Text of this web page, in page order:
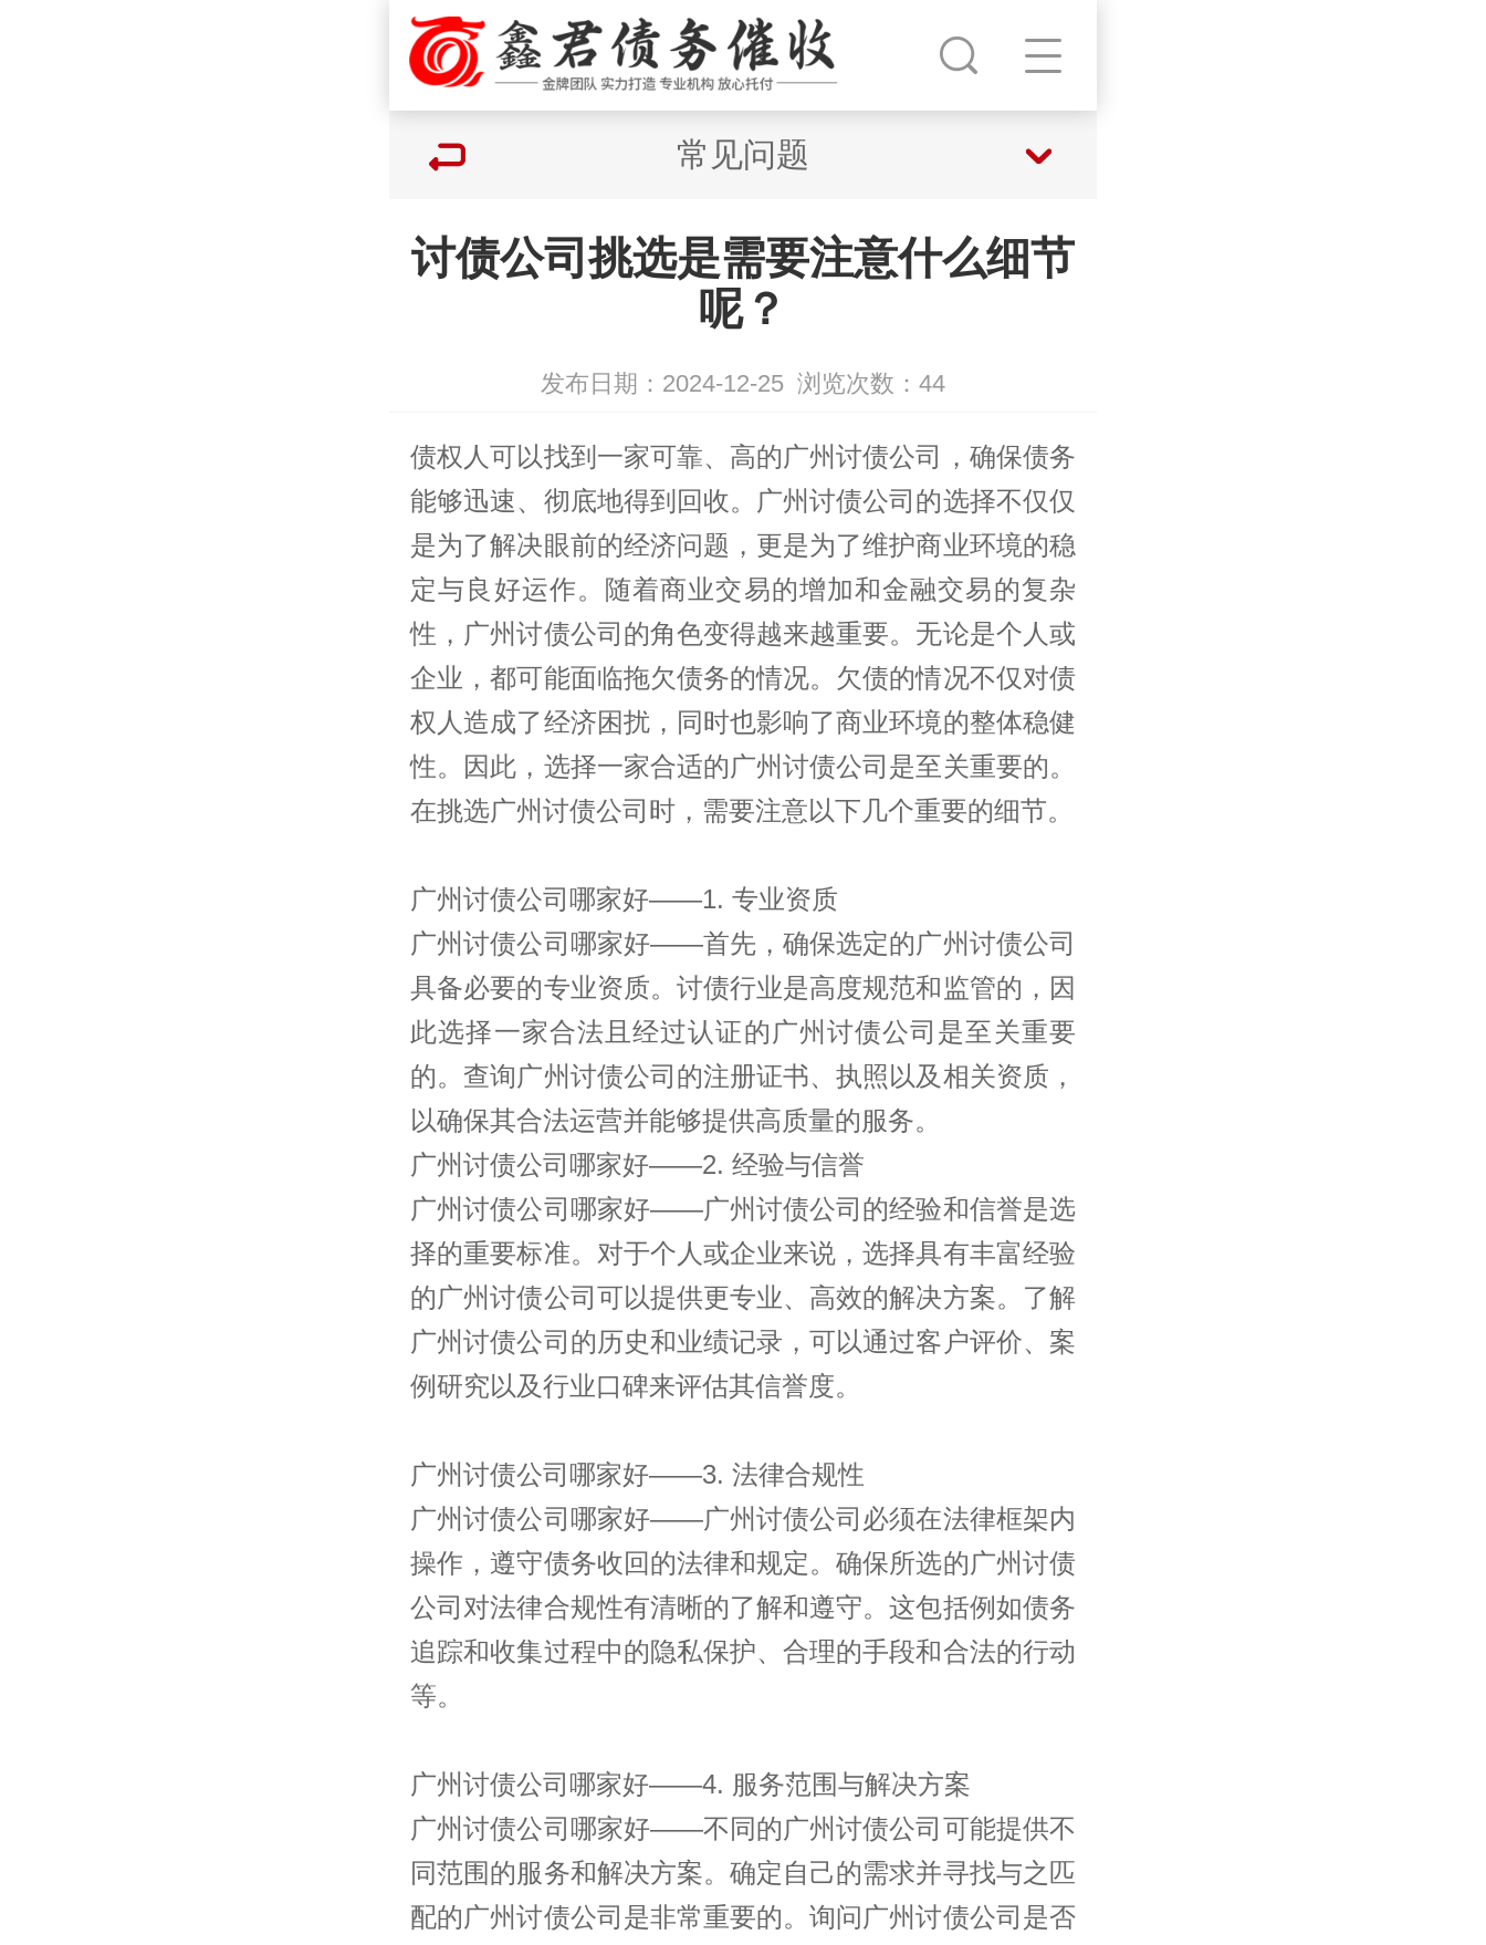
常见问题
讨债公司挑选是需要注意什么细节
呢？
发布日期：2024-12-25 浏览次数： 44
债权人可以找到一家可靠、高的广州讨债公司
，确保债务
能够迅速、彻底地得到回收。广州讨债公司的选择不仅仅
是为了解决眼前的经济问题，更是为了维护商业环境的稳
定与良好运作。随着商业交易的增加和金融交易的复杂
性，广州讨债公司的角色变得越来越重要。无论是个人或
企业，都可能面临拖欠债务的情况。欠债的情况不仅对债
权人造成了经济困扰，同时也影响了商业环境的整体稳健
性。因此，选择一家合适的广州讨债公司是至关重要的。
在挑选广州讨债公司时，需要注意以下几个重要的细节。
广州讨债公司哪家好——1. 专业资质
广州讨债公司哪家好——首先，确保选定的广州讨债公司
具备必要的专业资质。讨债行业是高度规范和监管的，因
此选择一家合法且经过认证的广州讨债公司是至关重要
的。查询广州讨债公司的注册证书、执照以及相关资质，
以确保其合法运营并能够提供高质量的服务。
广州讨债公司哪家好——2. 经验与信誉
广州讨债公司哪家好——广州讨债公司的经验和信誉是选
择的重要标准。对于个人或企业来说，选择具有丰富经验
的广州讨债公司可以提供更专业、高效的解决方案。了解
广州讨债公司的历史和业绩记录，可以通过客户评价、案
例研究以及行业口碑来评估其信誉度。
广州讨债公司哪家好——3. 法律合规性
广州讨债公司哪家好——广州讨债公司必须在法律框架内
操作，遵守债务收回的法律和规定。确保所选的广州讨债
公司对法律合规性有清晰的了解和遵守。这包括例如债务
追踪和收集过程中的隐私保护、合理的手段和合法的行动
等。
广州讨债公司哪家好——4. 服务范围与解决方案
广州讨债公司哪家好——不同的广州讨债公司可能提供不
同范围的服务和解决方案。确定自己的需求并寻找与之匹
配的广州讨债公司是非常重要的。询问广州讨债公司是否